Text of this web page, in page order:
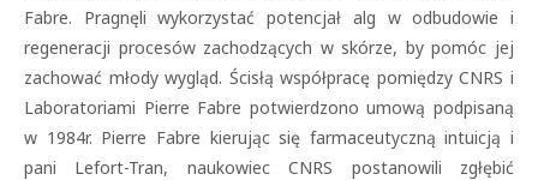
Fabre. Pragnęli wykorzystać potencjał alg w odbudowie i
regeneracji procesów zachodzących w skórze, by pomóc jej
zachować młody wygląd. Ścisłą współpracę pomiędzy CNRS i
Laboratoriami Pierre Fabre potwierdzono umową podpisaną
w 1984r. Pierre Fabre kierując się farmaceutyczną intuicją i
pani Lefort-Tran, naukowiec CNRS postanowili zgłębić